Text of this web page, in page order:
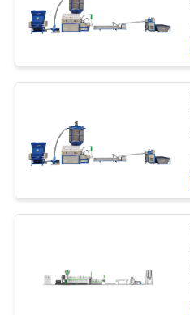
LƯỢNG
LIÊN
HỆ
CHÚNG
TÔI
TIN
TỨC